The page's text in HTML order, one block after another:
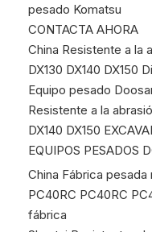
pesado Komatsu
CONTACTA AHORA
China Resistente a la
DX130 DX140 DX150
Equipo pesado
Resistente a la
DX140 DX150
EQUIPOS PESADOS
China Fábrica
PC40RC PC40RC
fábrica